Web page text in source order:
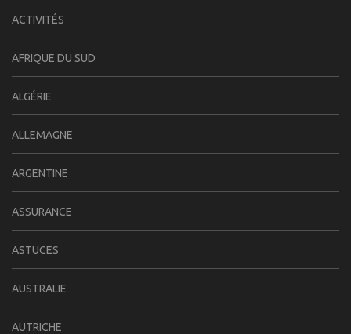
ACTIVITÉS
AFRIQUE DU SUD
ALGÉRIE
ALLEMAGNE
ARGENTINE
ASSURANCE
ASTUCES
AUSTRALIE
AUTRICHE